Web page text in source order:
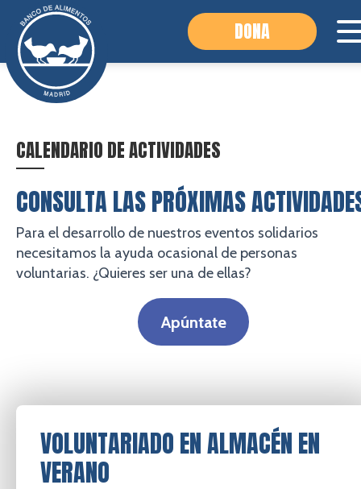
DONA
CALENDARIO DE ACTIVIDADES
CONSULTA LAS PRÓXIMAS
Para el desarrollo de nuestros eventos solidarios
necesitamos la ayuda ocasional de personas
voluntarias. ¿Quieres ser una de ellas?
Apúntate
VOLUNTARIADO EN ALMACÉN EN
VERANO